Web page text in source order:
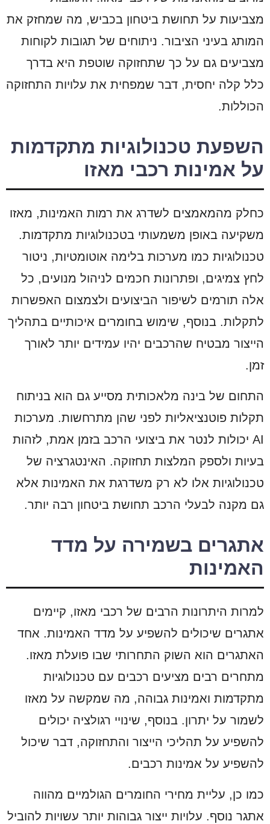
מצביעות על תחושת ביטחון בכביש, מה שמחזק את
המותג בעיני הציבור. ניתוחים של תגובות לקוחות
מצביעים גם על כך שתחזוקה שוטפת היא בדרך
כלל קלה יחסית, דבר שמפחית את עלויות התחזוקה
הכוללות.
השפעת טכנולוגיות מתקדמות
על אמינות רכבי מאזו
כחלק מהמאמצים לשדרג את רמות האמינות, מאזו
משקיעה באופן משמעותי בטכנולוגיות מתקדמות.
טכנולוגיות כמו מערכות בלימה אוטומטיות, ניטור
לחץ צמיגים, ופתרונות חכמים לניהול מנועים, כל
אלה תורמים לשיפור הביצועים ולצמצום האפשרות
לתקלות. בנוסף, שימוש בחומרים איכותיים בתהליך
הייצור מבטיח שהרכבים יהיו עמידים יותר לאורך
זמן.
התחום של בינה מלאכותית מסייע גם הוא בניתוח
תקלות פוטנציאליות לפני שהן מתרחשות. מערכות
AI יכולות לנטר את ביצועי הרכב בזמן אמת, לזהות
בעיות ולספק המלצות תחזוקה. האינטגרציה של
טכנולוגיות אלו לא רק משדרגת את האמינות אלא
גם מקנה לבעלי הרכב תחושת ביטחון רבה יותר.
אתגרים בשמירה על מדד
האמינות
למרות היתרונות הרבים של רכבי מאזו, קיימים
אתגרים שיכולים להשפיע על מדד האמינות. אחד
האתגרים הוא השוק התחרותי שבו פועלת מאזו.
מתחרים רבים מציעים רכבים עם טכנולוגיות
מתקדמות ואמינות גבוהה, מה שמקשה על מאזו
לשמור על יתרון. בנוסף, שינויי רגולציה יכולים
להשפיע על תהליכי הייצור והתחזוקה, דבר שיכול
להשפיע על אמינות רכבים.
כמו כן, עליית מחירי החומרים הגולמיים מהווה
אתגר נוסף. עלויות ייצור גבוהות יותר עשויות להוביל